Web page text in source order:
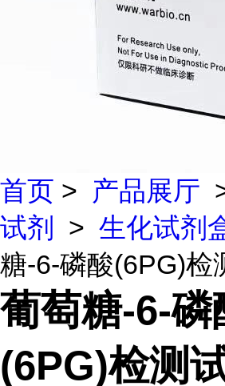
首页 > 产品展厅
试剂 > 生化试剂
糖-6-磷酸(6PG)检
葡萄糖-6-磷
(6PG)检测